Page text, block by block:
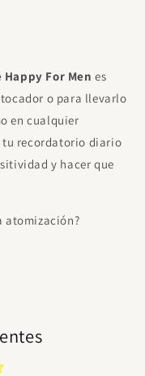
For Men es
o para llevarlo
en cualquier
tu recordatorio diario
y hacer que
atomización?